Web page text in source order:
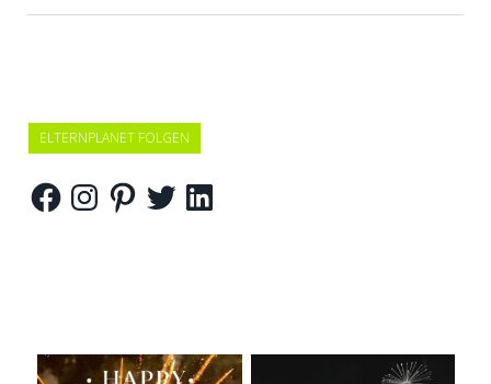
ELTERNPLANET FOLGEN
FacebookInstagramPinterestTwitterLinkedIn